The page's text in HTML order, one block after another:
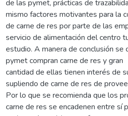
de las pymet, prácticas de
mismo factores motivantes para la
de carne de res por parte de las
servicio de alimentación del centro
estudio. A manera de conclusión
pymet compran carne de res y gran
cantidad de ellas tienen interés de
supliendo de carne de res de
Por lo que se recomienda que los
carne de res se encadenen entre sí